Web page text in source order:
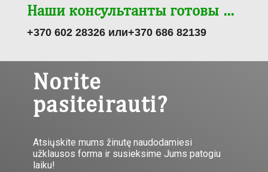
Наши консультанты готовы …
+370 602 28326 или+370 686 82139
Norite
pasiteirauti?
Atsiųskite mums žinutę naudodamiesi
užklausos forma ir susieksime Jums patogiu
laiku!